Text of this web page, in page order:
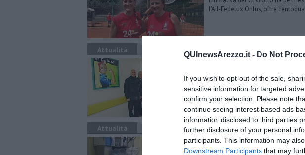
QUInewsArezzo.it - Do Not
If you wish to opt-out of the sale,
sensitive information for targeted
confirm your selection. Please note
continue seeing interest-based ads
information disclosed to third parties
further disclosure of your personal
participants. This information may
Downstream Participants that may
l'Ail-Fedelux Onlus, oltre
Attualità
Il liceo artistico, attraverso il
studenti per rendere più
Attualità
Ematologia "ridotta"